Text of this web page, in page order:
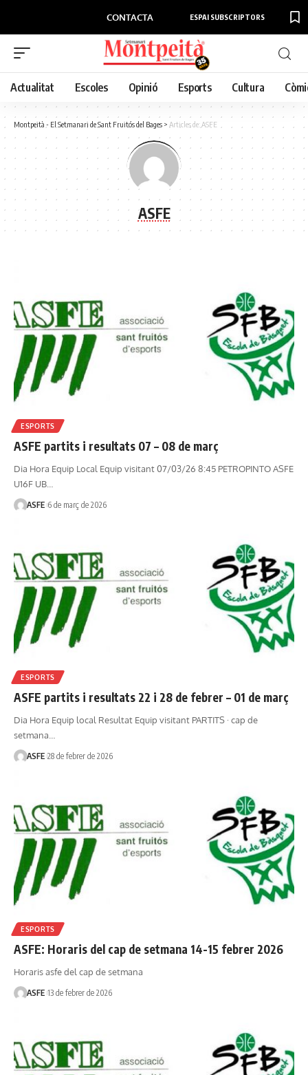
CONTACTA ESPAI SUBSCRIPTORS
Actualitat Escoles Opinió Esports Cultura
Montpeità - El Setmanari de Sant Fruitós del Bages > Articles de: ASFE
ASFE
ESPORTS
ASFE partits i resultats 07 – 08 de març
Dia Hora Equip Local Equip visitant 07/03/26 8:45 PETROPINTO ASFE
U16F UB…
ASFE 6 de març de 2026
ESPORTS
ASFE partits i resultats 22 i 28 de febrer – 01 de març
Dia Hora Equip local Resultat Equip visitant PARTITS · cap de
setmana…
ASFE 28 de febrer de 2026
ESPORTS
ASFE: Horaris del cap de setmana 14-15 febrer 2026
Horaris asfe del cap de setmana
ASFE 13 de febrer de 2026